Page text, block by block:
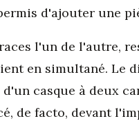
d'ajouter une
l'un de l'autre,
en simultané.
casque à deux
de facto, devant